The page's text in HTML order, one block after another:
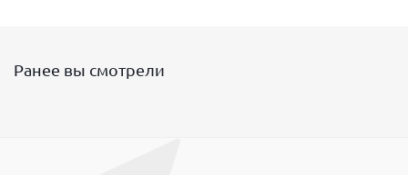
Ранее вы смотрели